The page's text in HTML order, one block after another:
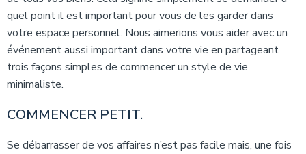
quel point il est important pour vous de les garder dans
votre espace personnel. Nous aimerions vous aider avec un
événement aussi important dans votre vie en partageant
trois façons simples de commencer un style de vie
minimaliste.
COMMENCER PETIT.
Se débarrasser de vos affaires n’est pas facile mais, une fois